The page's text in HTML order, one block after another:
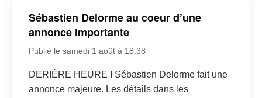
Sébastien Delorme au coeur d’une
annonce importante
Publié le samedi 1 août à 18:38
DERIÈRE HEURE I Sébastien Delorme fait une
annonce majeure. Les détails dans les